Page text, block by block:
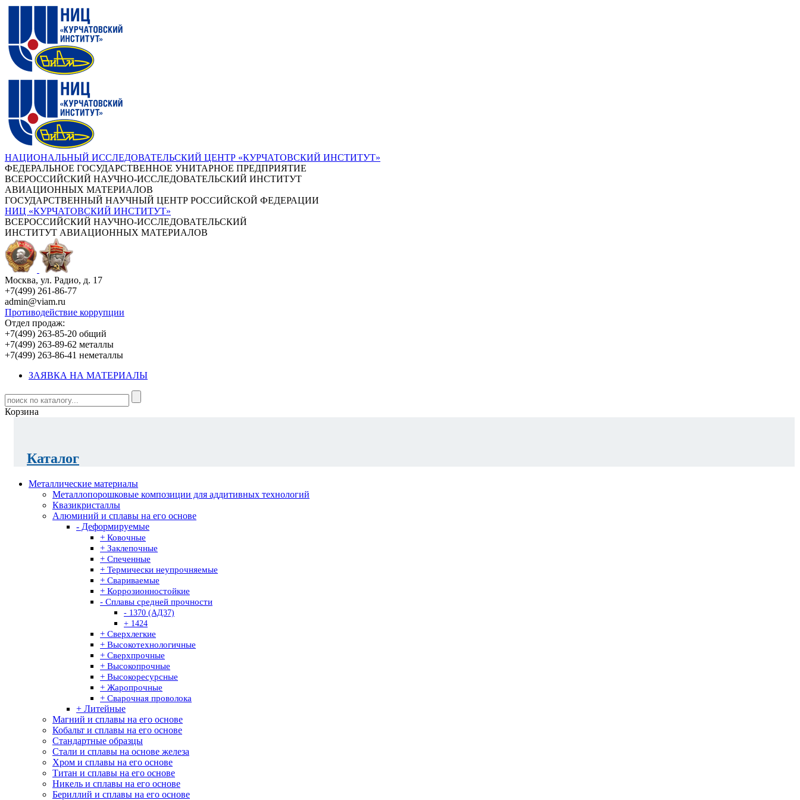
НАЦИОНАЛЬНЫЙ ИССЛЕДОВАТЕЛЬСКИЙ ЦЕНТР «КУРЧАТОВСКИЙ ИНСТИТУТ»
ФЕДЕРАЛЬНОЕ ГОСУДАРСТВЕННОЕ УНИТАРНОЕ ПРЕДПРИЯТИЕ
ВСЕРОССИЙСКИЙ НАУЧНО-ИССЛЕДОВАТЕЛЬСКИЙ ИНСТИТУТ
АВИАЦИОННЫХ МАТЕРИАЛОВ
ГОСУДАРСТВЕННЫЙ НАУЧНЫЙ ЦЕНТР РОССИЙСКОЙ ФЕДЕРАЦИИ
НИЦ «КУРЧАТОВСКИЙ ИНСТИТУТ»
ВСЕРОССИЙСКИЙ НАУЧНО-ИССЛЕДОВАТЕЛЬСКИЙ
ИНСТИТУТ АВИАЦИОННЫХ МАТЕРИАЛОВ
Москва, ул. Радио, д. 17
+7(499) 261-86-77
admin@viam.ru
Противодействие коррупции
Отдел продаж:
+7(499) 263-85-20 общий
+7(499) 263-89-62 металлы
+7(499) 263-86-41 неметаллы
ЗАЯВКА НА МАТЕРИАЛЫ
Корзина
Каталог
Металлические материалы
Металлопорошковые композиции для аддитивных технологий
Квазикристаллы
Алюминий и сплавы на его основе
- Деформируемые
+ Ковочные
+ Заклепочные
+ Спеченные
+ Термически неупрочняемые
+ Свариваемые
+ Коррозионностойкие
- Сплавы средней прочности
- 1370 (АД37)
+ 1424
+ Сверхлегкие
+ Высокотехнологичные
+ Сверхпрочные
+ Высокопрочные
+ Высокоресурсные
+ Жаропрочные
+ Сварочная проволока
+ Литейные
Магний и сплавы на его основе
Кобальт и сплавы на его основе
Стандартные образцы
Стали и сплавы на основе железа
Хром и сплавы на его основе
Титан и сплавы на его основе
Никель и сплавы на его основе
Бериллий и сплавы на его основе